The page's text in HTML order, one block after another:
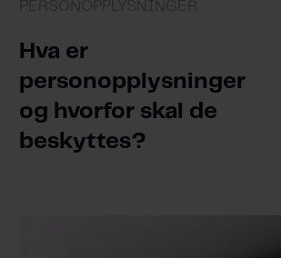
Hva er
personopplysninger
og hvorfor skal de
beskyttes?